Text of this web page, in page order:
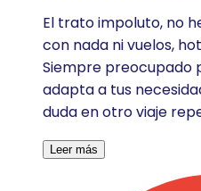
El trato impoluto, no
con nada ni vuelos,
Siempre preocupado
adapta a tus
duda en otro viaje
Leer más